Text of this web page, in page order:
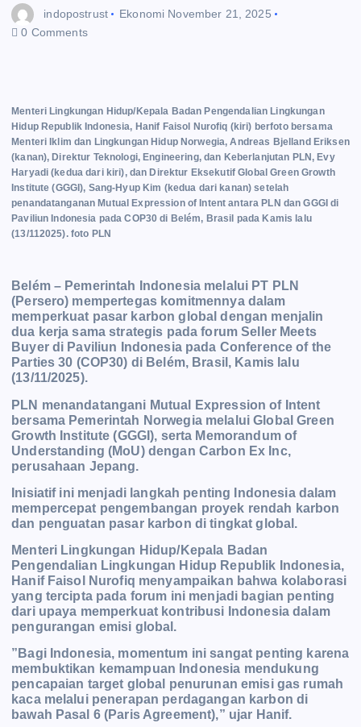
indopostrust Ekonomi November 21, 2025
0 Comments
Menteri Lingkungan Hidup/Kepala Badan Pengendalian Lingkungan
Hidup Republik Indonesia, Hanif Faisol Nurofiq (kiri) berfoto bersama
Menteri Iklim dan Lingkungan Hidup Norwegia, Andreas Bjelland Eriksen
(kanan), Direktur Teknologi, Engineering, dan Keberlanjutan PLN, Evy
Haryadi (kedua dari kiri), dan Direktur Eksekutif Global Green Growth
Institute (GGGI), Sang-Hyup Kim (kedua dari kanan) setelah
penandatanganan Mutual Expression of Intent antara PLN dan GGGI di
Paviliun Indonesia pada COP30 di Belém, Brasil pada Kamis lalu
(13/112025). foto PLN
Belém – Pemerintah Indonesia melalui PT PLN
(Persero) mempertegas komitmennya dalam
memperkuat pasar karbon global dengan menjalin
dua kerja sama strategis pada forum Seller Meets
Buyer di Paviliun Indonesia pada Conference of the
Parties 30 (COP30) di Belém, Brasil, Kamis lalu
(13/11/2025).
PLN menandatangani Mutual Expression of Intent
bersama Pemerintah Norwegia melalui Global Green
Growth Institute (GGGI), serta Memorandum of
Understanding (MoU) dengan Carbon Ex Inc,
perusahaan Jepang.
Inisiatif ini menjadi langkah penting Indonesia dalam
mempercepat pengembangan proyek rendah karbon
dan penguatan pasar karbon di tingkat global.
Menteri Lingkungan Hidup/Kepala Badan
Pengendalian Lingkungan Hidup Republik Indonesia,
Hanif Faisol Nurofiq menyampaikan bahwa kolaborasi
yang tercipta pada forum ini menjadi bagian penting
dari upaya memperkuat kontribusi Indonesia dalam
pengurangan emisi global.
”Bagi Indonesia, momentum ini sangat penting karena
membuktikan kemampuan Indonesia mendukung
pencapaian target global penurunan emisi gas rumah
kaca melalui penerapan perdagangan karbon di
bawah Pasal 6 (Paris Agreement),” ujar Hanif.